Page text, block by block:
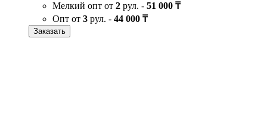
Мелкий опт от 2 рул. - 51 000 ₸
Опт от 3 рул. - 44 000 ₸
Заказать